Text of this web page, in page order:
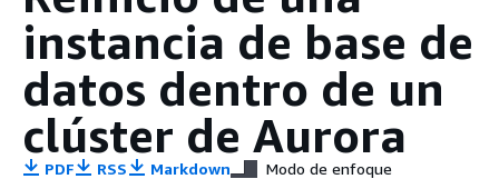
instancia de base de
datos dentro de un
clúster de Aurora
PDF RSS Markdown Modo de enfoque